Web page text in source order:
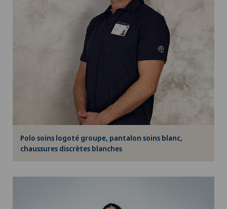
Polo soins logoté groupe, pantalon soins blanc,
chaussures discrètes blanches